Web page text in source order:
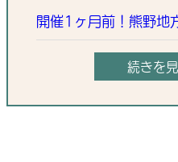
開催1ヶ月前！熊野地
続きを